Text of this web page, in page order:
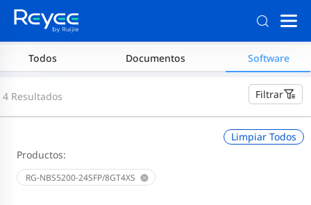
Todos Documentos Software
Filtrar
4 Resultados
Productos:
RG-NBS5200-24SFP/8GT4XS
Limpiar Todos